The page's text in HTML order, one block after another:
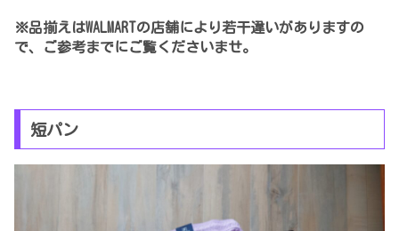
※品揃えはWALMARTの店舗により若干違いがありますの
で、ご参考までにご覧くださいませ。
短パン